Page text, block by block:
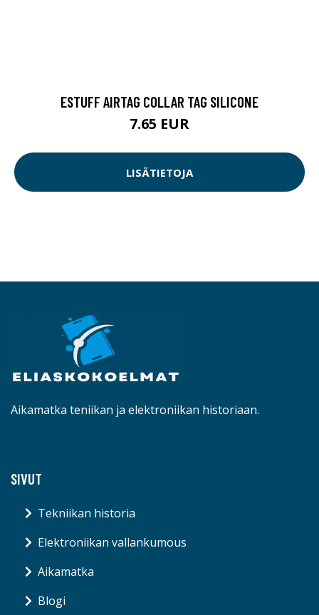
ESTUFF AIRTAG COLLAR TAG SILICONE
7.65 EUR
LISÄTIETOJA
Aikamatka teniikan ja elektroniikan historiaan.
SIVUT
Tekniikan historia
Elektroniikan vallankumous
Aikamatka
Blogi